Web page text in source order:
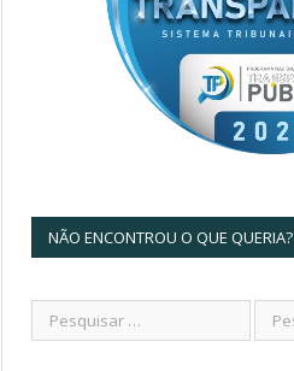
NÃO ENCONTROU O QUE QUERIA?